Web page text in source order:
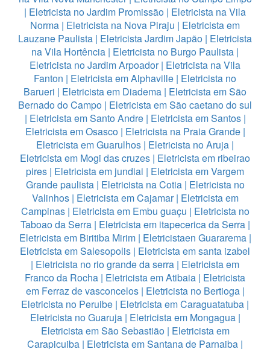
| Eletricista no Jardim Promissão | Eletricista na Vila
Norma | Eletricista na Nova Piraju | Eletricista em
Lauzane Paulista | Eletricista Jardim Japão | Eletricista
na Vila Hortência | Eletricista no Burgo Paulista |
Eletricista no Jardim Arpoador| Eletricista na Vila
Fanton | Eletricista em Alphaville | Eletricista no
Barueri | Eletricista em Diadema | Eletricista em São
Bernado do Campo | Eletricista em São caetano do sul
| Eletricista em Santo Andre| Eletricista em Santos|
Eletricista em Osasco| Eletricista na Praia Grande|
Eletricista em Guarulhos | Eletricista no Aruja |
Eletricista em Mogi das cruzes | Eletricista em ribeirao
pires | Eletricista em jundiai | Eletricista em Vargem
Grande paulista| Eletricista na Cotia| Eletricista no
Valinhos| Eletricista em Cajamar| Eletricista em
Campinas| Eletricista em Embu guaçu | Eletricista no
Taboao da Serra| Eletricista em itapecerica da Serra|
Eletricista em Biritiba Mirim| Eletricistaen Guararema|
Eletricista em Salesopolis | Eletricista em santa izabel
| Eletricista no rio grande da serra | Eletricista em
Franco da Rocha | Eletricista em Atibaia | Eletricista
em Ferraz de vasconcelos| Eletricista no Bertioga|
Eletricista no Peruibe | Eletricista em Caraguatatuba |
Eletricista no Guaruja| Eletricista em Mongagua|
Eletricista em São Sebastião| Eletricista em
Carapicuiba | Eletricista em Santana de Parnaiba |